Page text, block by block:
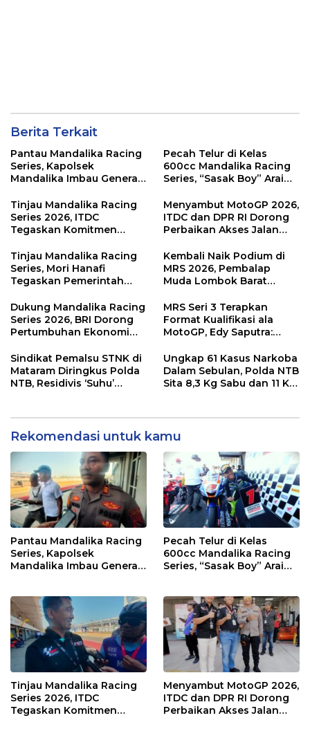
Berita Terkait
Pantau Mandalika Racing
Series, Kapolsek
Mandalika Imbau Generasi
Sirkuit, Bukan Jalan Raya
Pecah Telur di Kelas
600cc Mandalika Racing
Series, “Sasak Boy” Arai
Kemenangan
Tinjau Mandalika Racing
Series 2026, ITDC
Tegaskan Komitmen
Dampak Ekonomi
Kawasan
Menyambut MotoGP 2026,
ITDC dan DPR RI Dorong
Perbaikan Akses Jalan
di KEK Mandalika
Tinjau Mandalika Racing
Series, Mori Hanafi
Tegaskan Pemerintah
NTB
Kembali Naik Podium di
MRS 2026, Pembalap
Muda Lombok Barat
Menuju Tingkat Asia
Dukung Mandalika Racing
Series 2026, BRI Dorong
Pertumbuhan Ekonomi
MRS Seri 3 Terapkan
Format Kualifikasi ala
MotoGP, Edy Saputra:
dan Efektif
Sindikat Pemalsu STNK di
Mataram Diringkus Polda
NTB, Residivis ‘Suhu’
Ungkap 61 Kasus Narkoba
Dalam Sebulan, Polda NTB
Sita 8,3 Kg Sabu dan 11 Kg
Rekomendasi untuk kamu
Pantau Mandalika Racing
Series, Kapolsek
Mandalika Imbau Generasi
Pecah Telur di Kelas
600cc Mandalika Racing
Series, “Sasak Boy” Arai
Tinjau Mandalika Racing
Series 2026, ITDC
Tegaskan Komitmen
Menyambut MotoGP 2026,
ITDC dan DPR RI Dorong
Perbaikan Akses Jalan